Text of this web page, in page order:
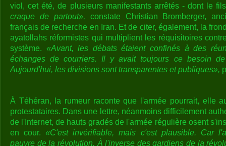
viol, cet été, de plusieurs manifestants arrêtés - dont le
craque de partout», constate Christian Bromberger,
français de recherche en Iran. Et de citer, également, la
ayatollahs réformistes qui multiplient les réquisitoires
système. «Avant, les débats étaient confinés à des
échanges de courriers. Il y avait toujours ce besoin
Aujourd'hui, les divisions sont transparentes et publiques»,
À Téhéran, la rumeur raconte que l'armée pourrait, elle
protestataires. Dans une lettre, néanmoins difficilement
de l'Internet, de hauts gradés de l'armée régulière osent
en cour.«C'est invérifiable, mais c'est plausible. Car
pauvre de la révolution. À l'inverse des gardiens de la